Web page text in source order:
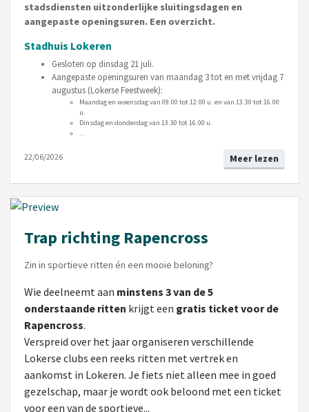
stadsdiensten uitzonderlijke sluitingsdagen en
aangepaste openingsuren. Een overzicht.
Stadhuis Lokeren
Gesloten op dinsdag 21 juli.
Aangepaste openingsuren van maandag 3 tot en met vrijdag 7
augustus (Lokerse Feestweek):
Maandag en woensdag van 09.00 tot 12.00 u. en van 13.30 tot 16.00
u.
Dinsdag en donderdag van 13.30 tot 16.00 u.
...
Meer lezen
22/06/2026
Trap richting Rapencross
Zin in sportieve ritten én een mooie beloning?
Wie deelneemt aan minstens 3 van de 5
onderstaande ritten krijgt een gratis ticket voor de
Rapencross.
Verspreid over het jaar organiseren verschillende
Lokerse clubs een reeks ritten met vertrek en
aankomst in Lokeren. Je fiets niet alleen mee in goed
gezelschap, maar je wordt ook beloond met een ticket
voor een van de sportieve...